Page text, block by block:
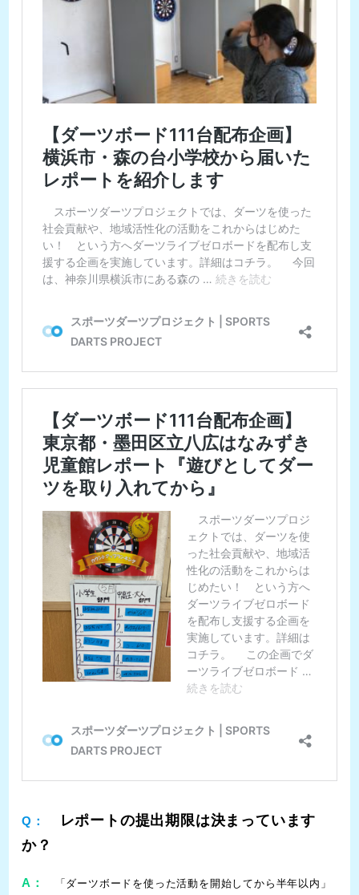
Q：
レポートの提出期限は決まっています
か？
A： 「ダーツボードを使った活動を開始してから半年以内」